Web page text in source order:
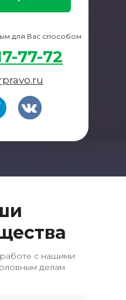
для Вас способом
77-72
с нашими
делам